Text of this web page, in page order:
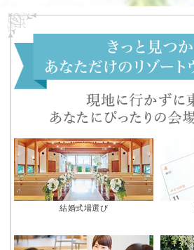
結婚式場選び